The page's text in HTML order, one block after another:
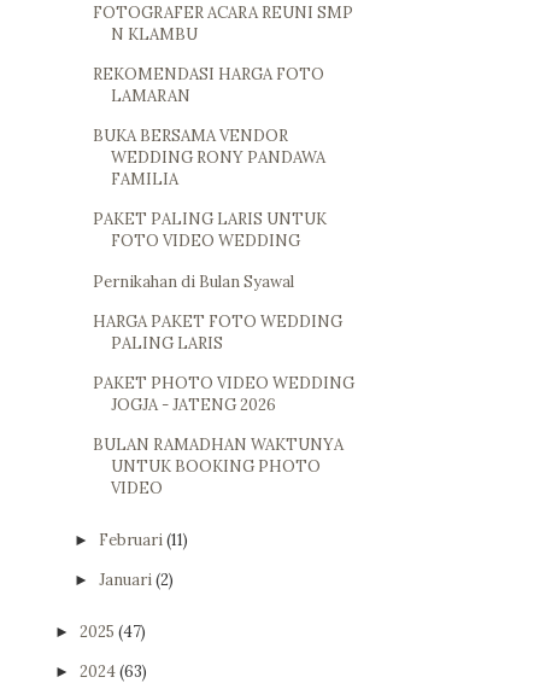
FOTOGRAFER ACARA REUNI SMP
N KLAMBU
REKOMENDASI HARGA FOTO
LAMARAN
BUKA BERSAMA VENDOR
WEDDING RONY PANDAWA
FAMILIA
PAKET PALING LARIS UNTUK
FOTO VIDEO WEDDING
Pernikahan di Bulan Syawal
HARGA PAKET FOTO WEDDING
PALING LARIS
PAKET PHOTO VIDEO WEDDING
JOGJA - JATENG 2026
BULAN RAMADHAN WAKTUNYA
UNTUK BOOKING PHOTO
VIDEO
► Februari(11)
► Januari(2)
► 2025 (47)
► 2024(63)